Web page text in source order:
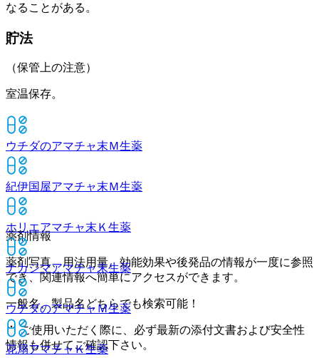
なることがある。
貯法
（保管上の注意）
室温保存。
ウチダのアマチャ末Ｍ生薬
紀伊国屋アマチャ末Ｍ生薬
ホリエアマチャ末Ｋ 生薬
ナカジマアマチャ末生薬
ウチダのアマチャＭ生薬
花扇アマチャＫ生薬
薬剤情報
薬剤写真、用法用量、効能効果や後発品の情報が一度に参照
でき、関連情報へ簡単にアクセスができます。
一般名、製品名どちらでも検索可能！
※ ご使用いただく際に、必ず最新の添付文書および安全性
情報も併せてご確認下さい。